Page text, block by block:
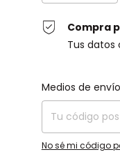
Compra
Tus datos
Entregas para el CP:
Medios de envío
No sé mi código